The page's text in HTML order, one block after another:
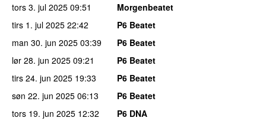
tors 3. jul 2025 09:51
Morgenbeatet
tirs 1. jul 2025 22:42
P6 Beatet
man 30. jun 2025 03:39
P6 Beatet
lør 28. jun 2025 09:21
P6 Beatet
tirs 24. jun 2025 19:33
P6 Beatet
søn 22. jun 2025 06:13
P6 Beatet
tors 19. jun 2025 12:32
P6 DNA